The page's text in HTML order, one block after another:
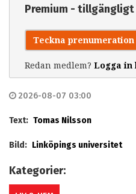
Premium -
Teckna prenumeration
Redan medlem? Logga in
2026-08-07 03:00
Text: Tomas Nilsson
Bild: Linköpings universitet
Kategorier: